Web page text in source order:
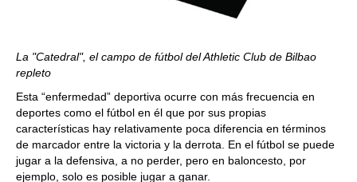
La "Catedral", el campo de fútbol del Athletic Club de Bilbao
repleto
Esta “enfermedad” deportiva ocurre con más frecuencia en
deportes como el fútbol en él que por sus propias
características hay relativamente poca diferencia en términos
de marcador entre la victoria y la derrota. En el fútbol se puede
jugar a la defensiva, a no perder, pero en baloncesto, por
ejemplo, solo es posible jugar a ganar.